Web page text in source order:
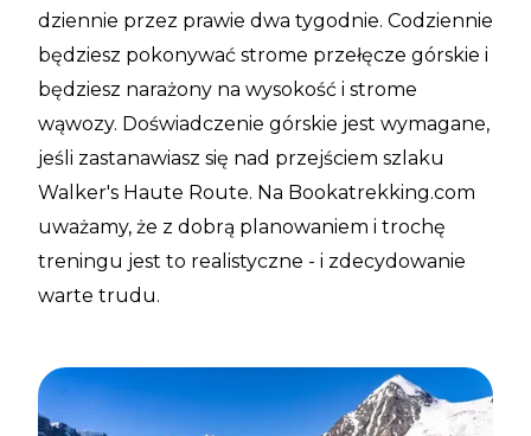
dziennie przez prawie dwa tygodnie. Codziennie
będziesz pokonywać strome przełęcze górskie i
będziesz narażony na wysokość i strome
wąwozy. Doświadczenie górskie jest wymagane,
jeśli zastanawiasz się nad przejściem szlaku
Walker's Haute Route. Na Bookatrekking.com
uważamy, że z dobrą planowaniem i trochę
treningu jest to realistyczne - i zdecydowanie
warte trudu.